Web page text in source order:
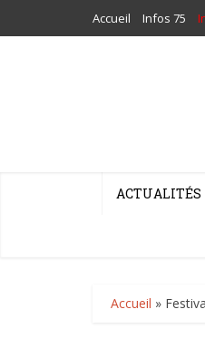
Accueil Infos 75
ACTUALITÉS
Accueil »